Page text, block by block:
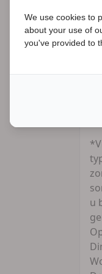
-
u
We use cookies to
about your use of
you've provided to